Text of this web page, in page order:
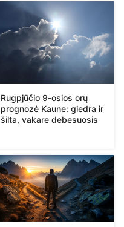
Rugpjūčio 9-osios orų
prognozė Kaune: giedra ir
šilta, vakare debesuosis